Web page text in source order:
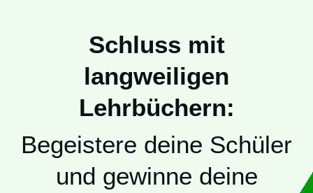
Schluss mit
langweiligen
Lehrbüchern:
Begeistere deine Schüler
und gewinne deine